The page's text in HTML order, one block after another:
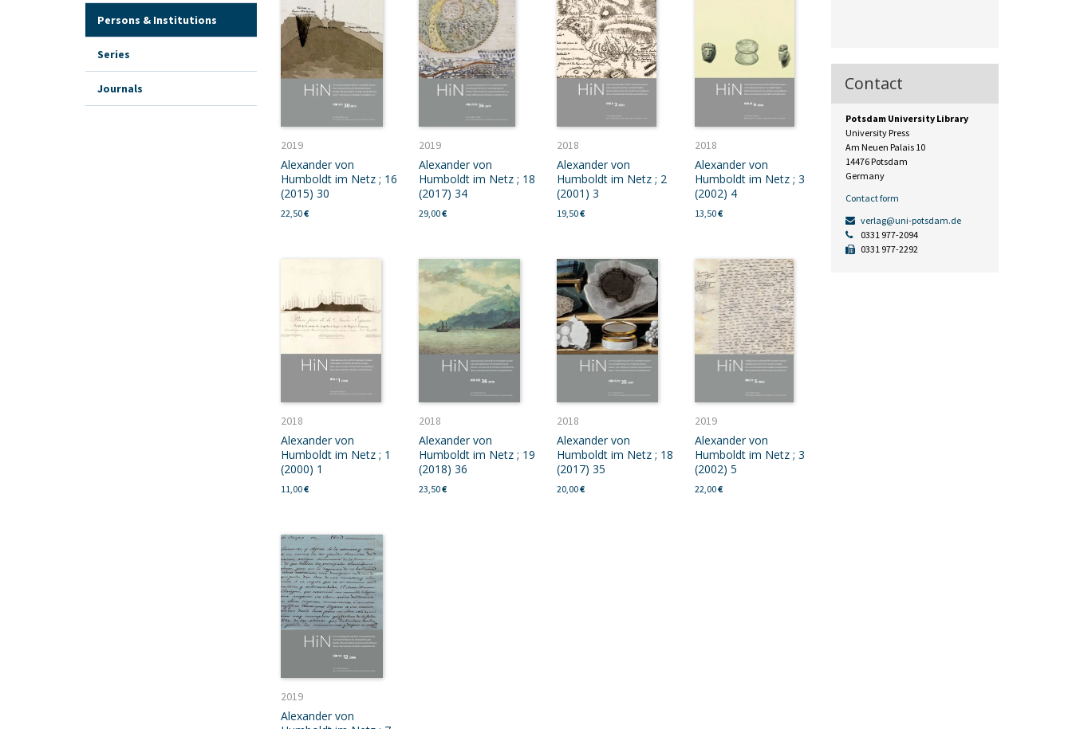
2019
Alexander von
Humboldt im Netz ; 16
(2015) 30
22,50€
2019
Alexander von
Humboldt im Netz ; 18
(2017) 34
29,00€
2018
Alexander von
Humboldt im Netz ; 2
(2001) 3
19,50€
2018
Alexander von
Humboldt im Netz ; 3
(2002) 4
13,50€
2018
Alexander von
Humboldt im Netz ; 1
(2000) 1
11,00€
2018
Alexander von
Humboldt im Netz ; 19
(2018) 36
23,50€
2018
Alexander von
Humboldt im Netz ; 18
(2017) 35
20,00€
2019
Alexander von
Humboldt im Netz ; 3
(2002) 5
22,00€
2019
Alexander von
Persons & Institutions
Series
Journals Contact
Potsdam University Library
University Press
Am Neuen Palais 10
14476 Potsdam
Germany
Contact form
verlag@uni-potsdam.de
0331 977-2094
0331 977-2292